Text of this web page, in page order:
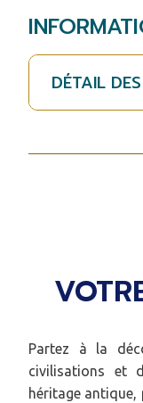
DÉTAIL
Partez à la
civilisations et
héritage